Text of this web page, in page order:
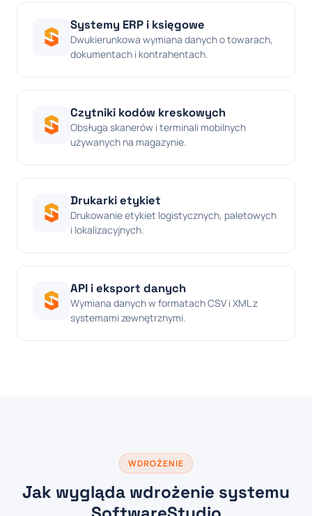
Systemy ERP i księgowe
Dwukierunkowa wymiana danych o towarach,
dokumentach i kontrahentach.
Czytniki kodów kreskowych
Obsługa skanerów i terminali mobilnych
używanych na magazynie.
Drukarki etykiet
Drukowanie etykiet logistycznych, paletowych
i lokalizacyjnych.
API i eksport danych
Wymiana danych w formatach CSV i XML z
systemami zewnętrznymi.
WDROŻENIE
Jak wygląda wdrożenie systemu